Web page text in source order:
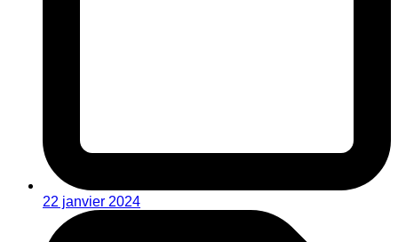
22 janvier 2024